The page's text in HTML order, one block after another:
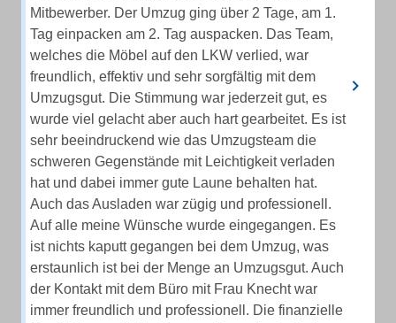
Mitbewerber. Der Umzug ging über 2 Tage, am 1.
Tag einpacken am 2. Tag auspacken. Das Team,
welches die Möbel auf den LKW verlied, war
freundlich, effektiv und sehr sorgfältig mit dem
Umzugsgut. Die Stimmung war jederzeit gut, es
wurde viel gelacht aber auch hart gearbeitet. Es ist
sehr beeindruckend wie das Umzugsteam die
schweren Gegenstände mit Leichtigkeit verladen
hat und dabei immer gute Laune behalten hat.
Auch das Ausladen war zügig und professionell.
Auf alle meine Wünsche wurde eingegangen. Es
ist nichts kaputt gegangen bei dem Umzug, was
erstaunlich ist bei der Menge an Umzugsgut. Auch
der Kontakt mit dem Büro mit Frau Knecht war
immer freundlich und professionell. Die finanzielle